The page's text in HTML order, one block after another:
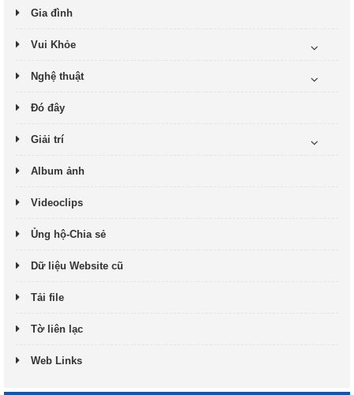
Gia đình
Vui Khỏe
Nghệ thuật
Đó đây
Giải trí
Album ảnh
Videoclips
Ủng hộ-Chia sẻ
Dữ liệu Website cũ
Tải file
Tờ liên lạc
Web Links